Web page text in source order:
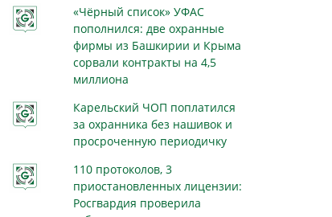
«Чёрный список» УФАС
пополнился: две охранные
фирмы из Башкирии и Крыма
сорвали контракты на 4,5
миллиона
Карельский ЧОП поплатился
за охранника без нашивок и
просроченную периодичку
110 протоколов, 3
приостановленных лицензии:
Росгвардия проверила